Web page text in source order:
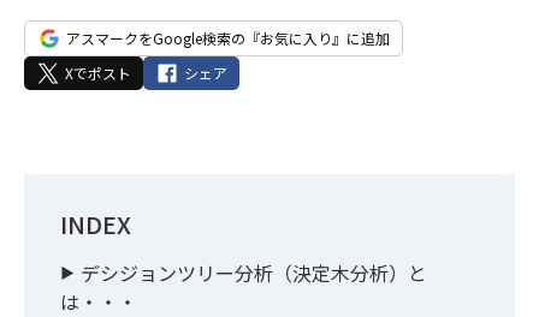
アスマークをGoogle検索の『お気に入り』に追加
Xでポスト
シェア
INDEX
デシジョンツリー分析（決定木分析）と
は・・・